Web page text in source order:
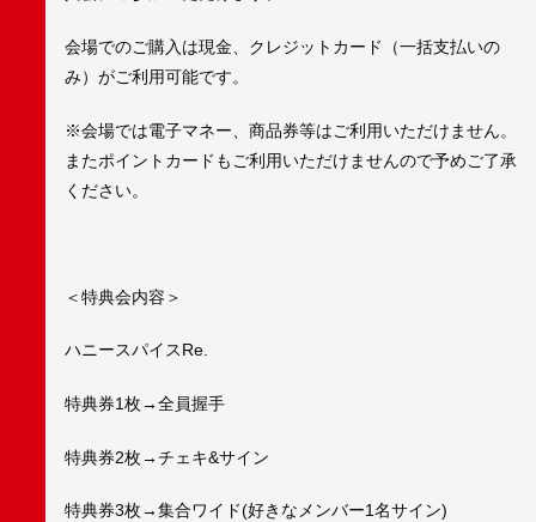
会場でのご購入は現金、クレジットカード（一括支払いの
み）がご利用可能です。
※会場では電子マネー、商品券等はご利用いただけません。
またポイントカードもご利用いただけませんので予めご了承
ください。
＜特典会内容＞
ハニースパイスRe.
特典券1枚→全員握手
特典券2枚→チェキ&サイン
特典券3枚→集合ワイド(好きなメンバー1名サイン)